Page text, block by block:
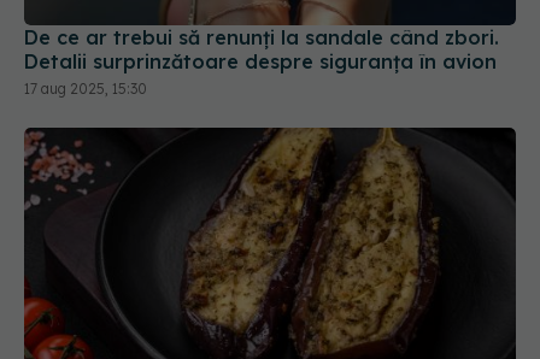
De ce ar trebui să renunți la sandale când zbori.
Detalii surprinzătoare despre siguranța în avion
17 aug 2025, 15:30